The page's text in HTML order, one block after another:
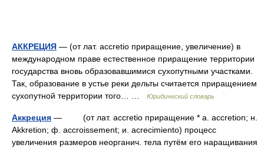
АККРЕЦИЯ — (от лат. accretio приращение, увеличение) в
международном праве естественное приращение территории
государства вновь образовавшимися сухопутными участками.
Так, образование в устье реки дельты считается приращением
сухопутной территории того… …
Юридический словарь
Аккреция — (от лат. accretio приращение * a. accretion; н.
Akkretion; ф. accroissement; и. acrecimiento) процесс
увеличения размеров неорганич. тела путём его наращивания